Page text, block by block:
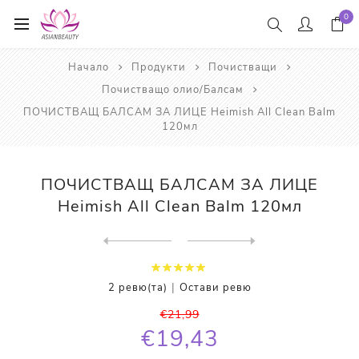
0
Начало Продукти
Почистващи
Почистващо олио/Балсам
ПОЧИСТВАЩ БАЛСАМ ЗА ЛИЦЕ Heimish All Clean Balm
120мл
ПОЧИСТВАЩ БАЛСАМ ЗА ЛИЦЕ
Heimish All Clean Balm 120мл
2 ревю(та) | Остави ревю
€21,99
€19,43